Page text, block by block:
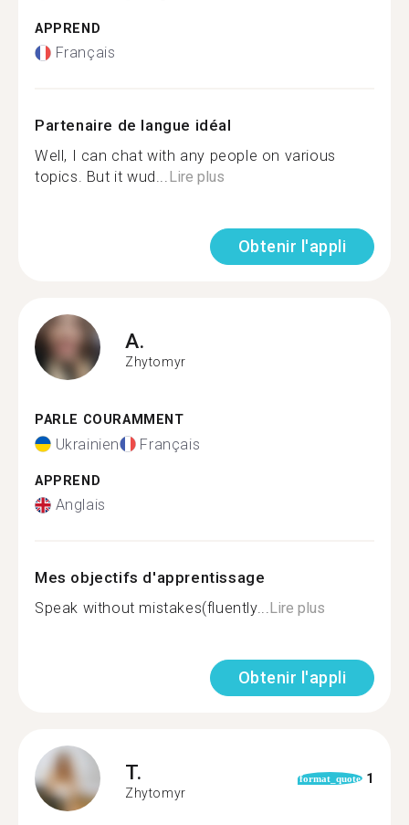
APPREND
Français
Partenaire de langue idéal
Well, I can chat with any people on various
topics. But it wud...Lire plus
Obtenir l'appli
A.
Zhytomyr
PARLE COURAMMENT
Ukrainien Français
APPREND
Anglais
Mes objectifs d'apprentissage
Speak without mistakes(fluently...Lire plus
Obtenir l'appli
T.
Zhytomyr
format_quote 1